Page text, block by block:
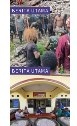
BERITA UTAMA
BERITA UTAMA